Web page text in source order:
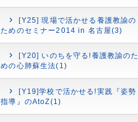
[Y25] 現場で活かせる養護教諭の
ためのセミナー2014 in 名古屋(3)
[Y20] いのちを守る!養護教諭のた
めの心肺蘇生法(1)
[Y19]学校で活かせる!実践『姿勢
指導』のAtoZ(1)